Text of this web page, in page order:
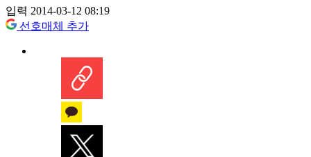
입력 2014-03-12 08:19
선호매체 추가